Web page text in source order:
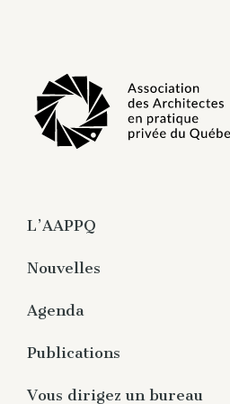
L’AAPPQ
À propos
Travaux
l’architecture
Nouvelles
Agenda
Publications
Magazine numérique -
Vous dirigez un bureau